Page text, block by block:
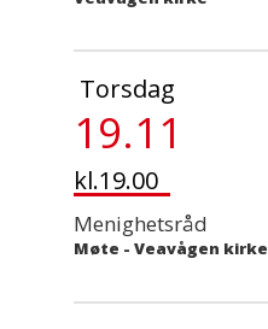
Torsdag
19.11
kl.19.00
Menighetsråd
Møte - Veavågen kirke